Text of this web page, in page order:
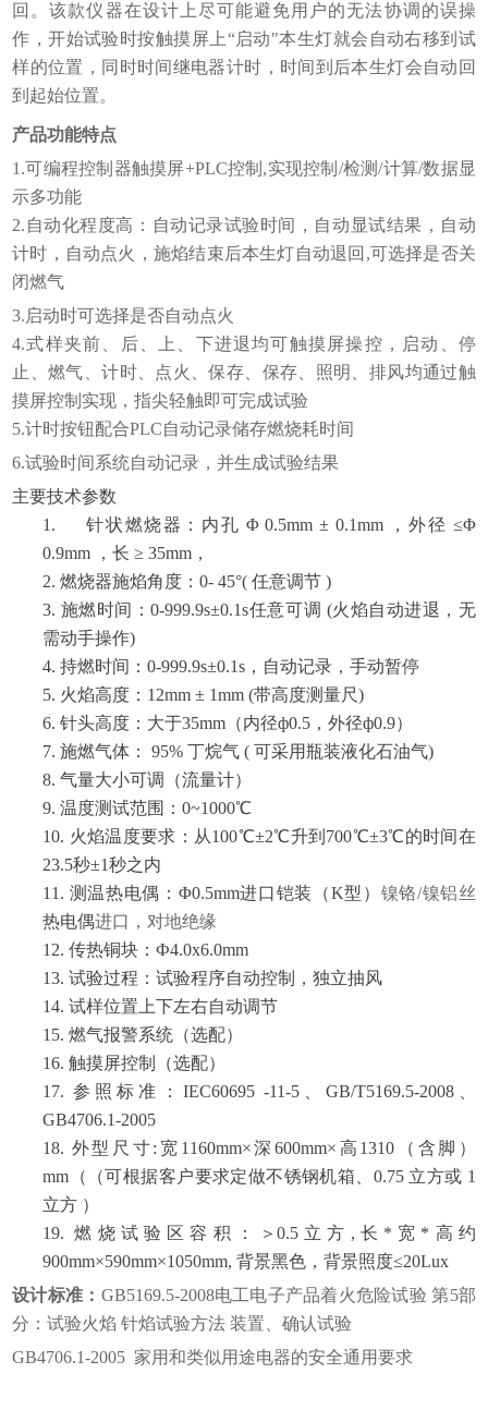
回。该款仪器在设计上尽可能避免用户的无法协调的误操
作，开始试验时按触摸屏上“启动"本生灯就会自动右移到试
样的位置，同时时间继电器计时，时间到后本生灯会自动回
到起始位置。
产品功能特点
1.可编程控制器触摸屏+PLC控制,实现控制/检测/计算/数据显
示多功能
2.自动化程度高：自动记录试验时间，自动显试结果，自动
计时，自动点火，施焰结束后本生灯自动退回,可选择是否关
闭燃气
3.启动时可选择是否自动点火
4.式样夹前、后、上、下进退均可触摸屏操控，启动、停
止、燃气、计时、点火、保存、保存、照明、排风均通过触
摸屏控制实现，指尖轻触即可完成试验
5.计时按钮配合PLC自动记录储存燃烧耗时间
6.试验时间系统自动记录，并生成试验结果
主要技术参数
1. 针状燃烧器：内孔 Φ 0.5mm ± 0.1mm ，外径 ≤Φ
0.9mm ，长 ≥ 35mm，
2. 燃烧器施焰角度：0- 45°( 任意调节 )
3. 施燃时间：0-999.9s±0.1s任意可调 (火焰自动进退，无
需动手操作)
4. 持燃时间：0-999.9s±0.1s，自动记录，手动暂停
5. 火焰高度：12mm ± 1mm (带高度测量尺)
6. 针头高度：大于35mm（内径ф0.5，外径ф0.9）
7. 施燃气体： 95% 丁烷气 ( 可采用瓶装液化石油气)
8. 气量大小可调（流量计）
9. 温度测试范围：0~1000℃
10. 火焰温度要求：从100℃±2℃升到700℃±3℃的时间在
23.5秒±1秒之内
11. 测温热电偶：Φ0.5mm进口铠装（K型） 镍铬/镍铝丝
热电偶进口，对地绝缘
12. 传热铜块：Ф4.0x6.0mm
13. 试验过程：试验程序自动控制，独立抽风
14. 试样位置上下左右自动调节
15. 燃气报警系统（选配）
16. 触摸屏控制（选配）
17. 参照标准：IEC60695 -11-5、GB/T5169.5-2008、
GB4706.1-2005
18. 外型尺寸:宽1160mm×深600mm×高1310（含脚）
mm（（可根据客户要求定做不锈钢机箱、0.75 立方或 1
立方 ）
19. 燃烧试验区容积：＞0.5立方,长*宽*高约
900mm×590mm×1050mm, 背景黑色，背景照度≤20Lux
设计标准： GB5169.5-2008电工电子产品着火危险试验 第5部
分：试验火焰 针焰试验方法 装置、确认试验
GB4706.1-2005 家用和类似用途电器的安全通用要求